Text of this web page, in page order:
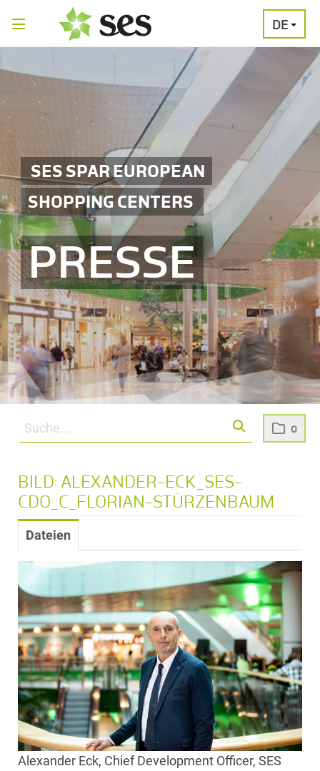
0
DE
SES SPAR EUROPEAN
SHOPPING CENTERS
PRESSE
PRESSEAUSSENDUNGEN
BILD: ALEXANDER-ECK_SES-
CDO_C_FLORIAN-STÜRZENBAUM
Dateien
Alexander Eck, Chief Development Officer, SES